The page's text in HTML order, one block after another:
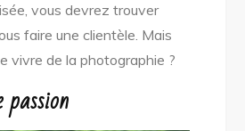
vous devrez trouver
faire une clientèle. Mais
vivre de la photographie ?